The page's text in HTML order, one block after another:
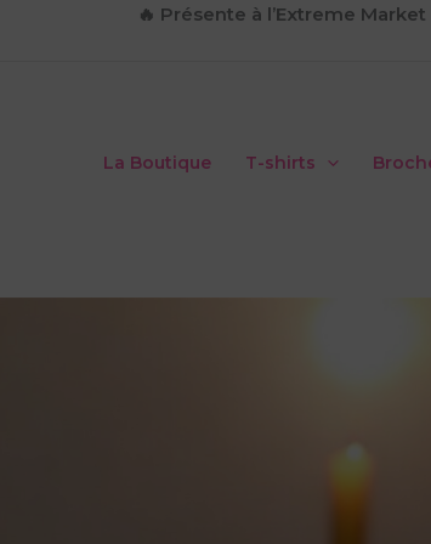
Présente à l’Extreme Market
La Boutique T-shirts